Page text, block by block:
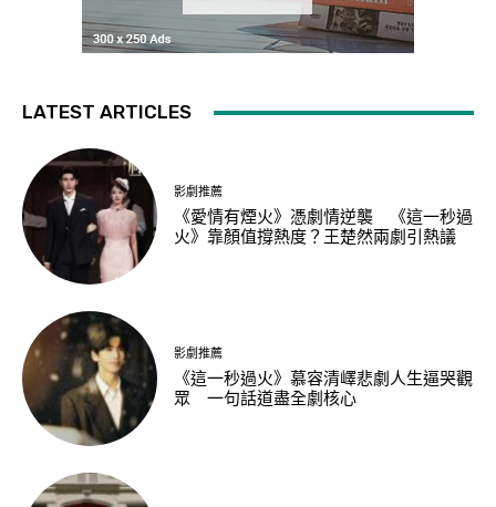
LATEST ARTICLES
影劇推薦
《愛情有煙火》憑劇情逆襲 《這一秒過
火》靠顏值撐熱度？王楚然兩劇引熱議
影劇推薦
《這一秒過火》慕容清嶧悲劇人生逼哭觀
眾 一句話道盡全劇核心